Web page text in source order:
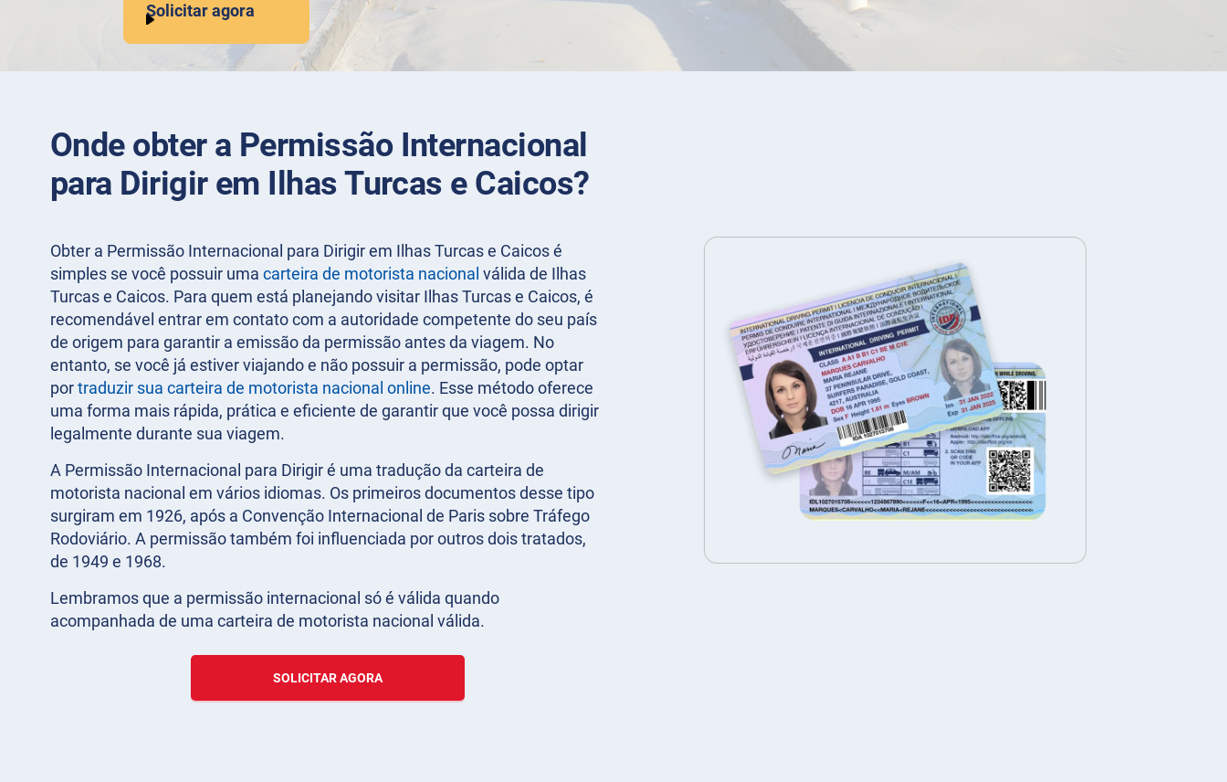
Solicitar agora
Onde obter a Permissão Internacional
para Dirigir em Ilhas Turcas e Caicos?
Obter a Permissão Internacional para Dirigir em Ilhas Turcas e Caicos é
simples se você possuir uma carteira de motorista nacional válida de Ilhas
Turcas e Caicos. Para quem está planejando visitar Ilhas Turcas e Caicos, é
recomendável entrar em contato com a autoridade competente do seu país
de origem para garantir a emissão da permissão antes da viagem. No
entanto, se você já estiver viajando e não possuir a permissão, pode optar
portraduzir sua carteira de motorista nacional online. Esse método oferece
uma forma mais rápida, prática e eficiente de garantir que você possa dirigir
legalmente durante sua viagem.
A Permissão Internacional para Dirigir é uma tradução da carteira de
motorista nacional em vários idiomas. Os primeiros documentos desse tipo
surgiram em 1926, após a Convenção Internacional de Paris sobre Tráfego
Rodoviário. A permissão também foi influenciada por outros dois tratados,
de 1949 e 1968.
Lembramos que a permissão internacional só é válida quando
acompanhada de uma carteira de motorista nacional válida.
SOLICITAR AGORA